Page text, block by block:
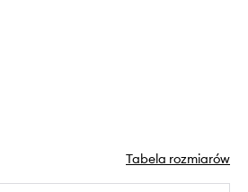
Tabela rozmiarów